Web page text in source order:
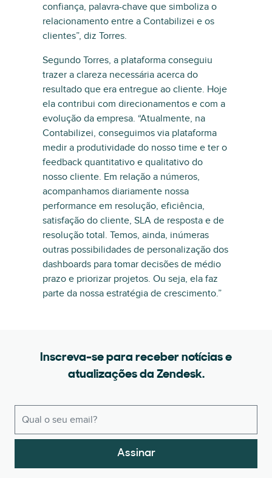
confiança, palavra-chave que simboliza o
relacionamento entre a Contabilizei e os
clientes”, diz Torres.
Segundo Torres, a plataforma conseguiu
trazer a clareza necessária acerca do
resultado que era entregue ao cliente. Hoje
ela contribui com direcionamentos e com a
evolução da empresa. “Atualmente, na
Contabilizei, conseguimos via plataforma
medir a produtividade do nosso time e ter o
feedback quantitativo e qualitativo do
nosso cliente. Em relação a números,
acompanhamos diariamente nossa
performance em resolução, eficiência,
satisfação do cliente, SLA de resposta e de
resolução total. Temos, ainda, inúmeras
outras possibilidades de personalização dos
dashboards para tomar decisões de médio
prazo e priorizar projetos. Ou seja, ela faz
parte da nossa estratégia de crescimento.”
Inscreva-se para receber notícias e
atualizações da Zendesk.
Assinar